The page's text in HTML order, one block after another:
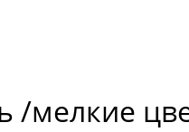
/мелкие